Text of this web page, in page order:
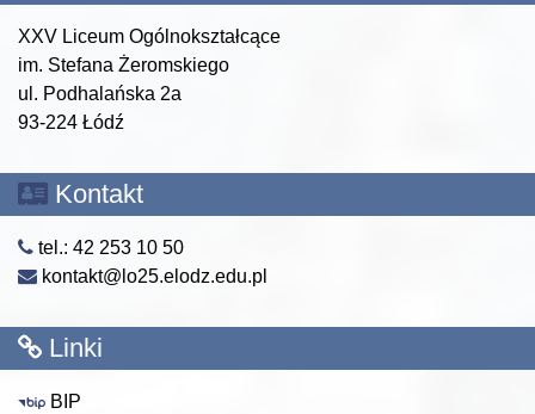
XXV Liceum Ogólnokształcące
im. Stefana Żeromskiego
ul. Podhalańska 2a
93-224 Łódź
Kontakt
tel.: 42 253 10 50
kontakt@lo25.elodz.edu.pl
Linki
BIP